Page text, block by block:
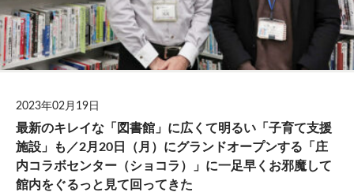
2023年02月19日
最新のキレイな「図書館」に広くて明るい「子育て支援
施設」も／2月20日（月）にグランドオープンする「庄
内コラボセンター（ショコラ）」に一足早くお邪魔して
館内をぐるっと見て回ってきた